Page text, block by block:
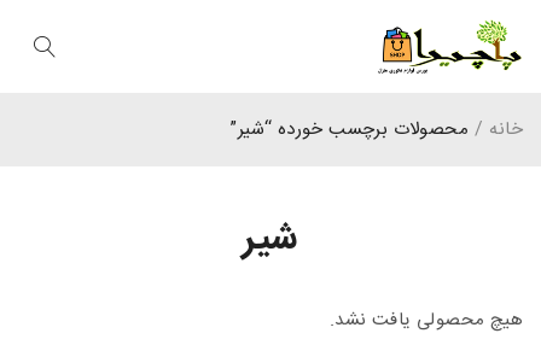
شیر
خانه / محصولات برچسب خورده “شیر”
هیچ محصولی یافت نشد.